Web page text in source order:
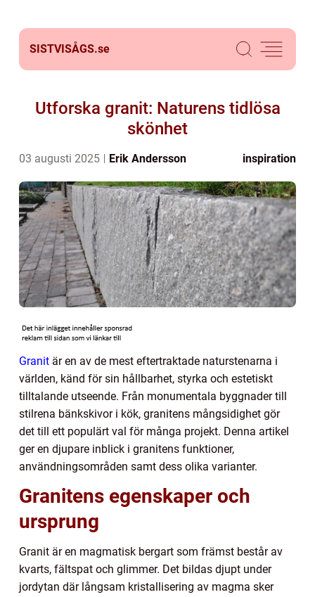
SISTVISÅGS.se
Utforska granit: Naturens tidlösa
skönhet
03 augusti 2025 Erik Andersson inspiration
Granit är en av de mest eftertraktade naturstenarna i
världen, känd för sin hållbarhet, styrka och estetiskt
tilltalande utseende. Från monumentala byggnader till
stilrena bänkskivor i kök, granitens mångsidighet gör
det till ett populärt val för många projekt. Denna artikel
ger en djupare inblick i granitens funktioner,
användningsområden samt dess olika varianter.
Granitens egenskaper och
ursprung
Granit är en magmatisk bergart som främst består av
kvarts, fältspat och glimmer. Det bildas djupt under
jordytan där långsam kristallisering av magma sker